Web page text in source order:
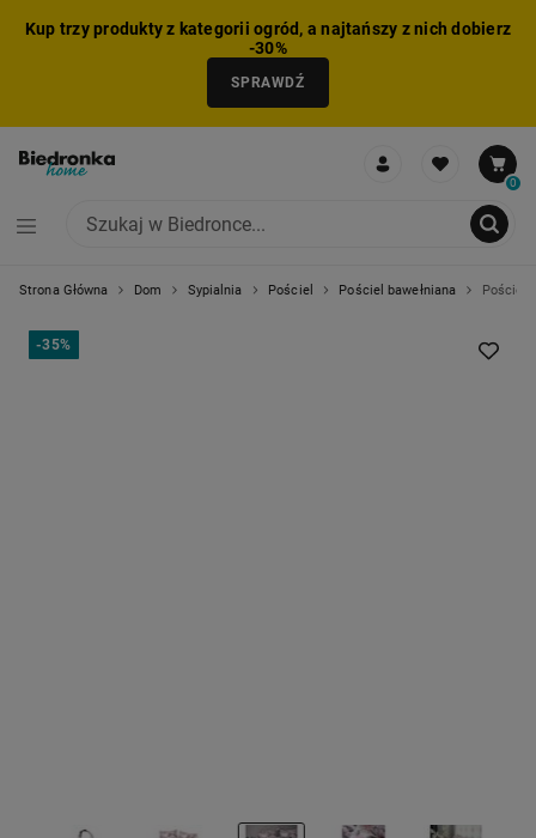
Kup trzy produkty z kategorii ogród, a najtańszy z nich dobierz
-30%
SPRAWDŹ
0
Strona Główna Dom Sypialnia Pościel Pościel bawełniana Pościel
-35%